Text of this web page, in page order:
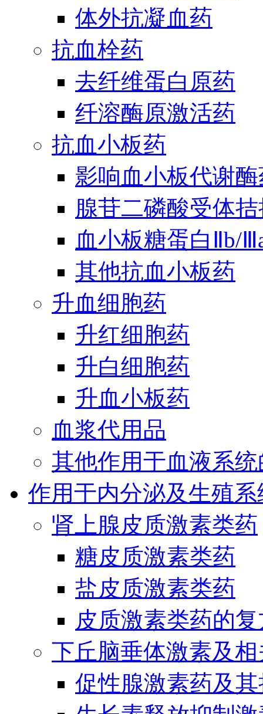
体外抗凝血药
抗血栓药
去纤维蛋白原药
纤溶酶原激活药
抗血小板药
影响血小板代谢
腺苷二磷酸受体
血小板糖蛋白Ⅱb/
其他抗血小板药
升血细胞药
升红细胞药
升白细胞药
升血小板药
血浆代用品
其他作用于血液系
作用于内分泌及生殖
肾上腺皮质激素类药
糖皮质激素类药
盐皮质激素类药
皮质激素类药的
下丘脑垂体激素及
促性腺激素药及